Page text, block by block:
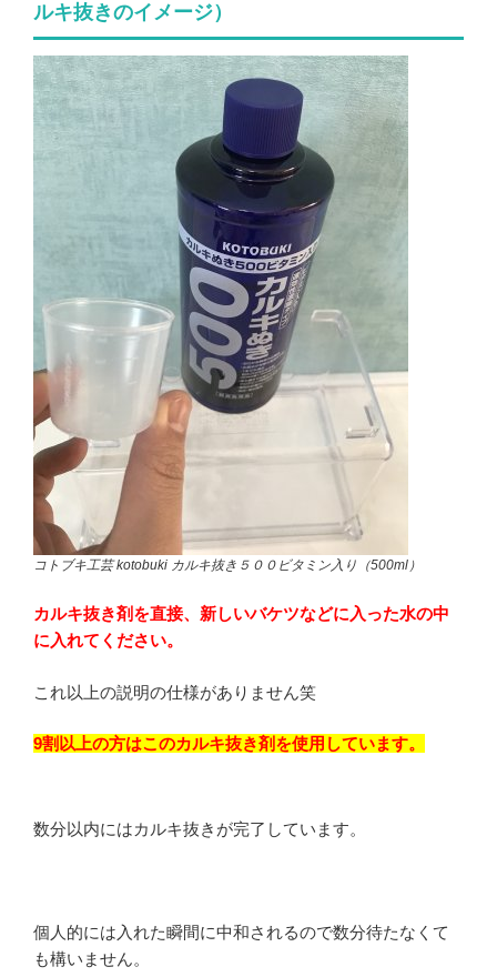
ルキ抜きのイメージ）
コトブキ工芸 kotobuki カルキ抜き５００ビタミン入り（500ml）
カルキ抜き剤を直接、新しいバケツなどに入った水の中
に入れてください。
これ以上の説明の仕様がありません笑
9割以上の方はこのカルキ抜き剤を使用しています。
数分以内にはカルキ抜きが完了しています。
個人的には入れた瞬間に中和されるので数分待たなくて
も構いません。